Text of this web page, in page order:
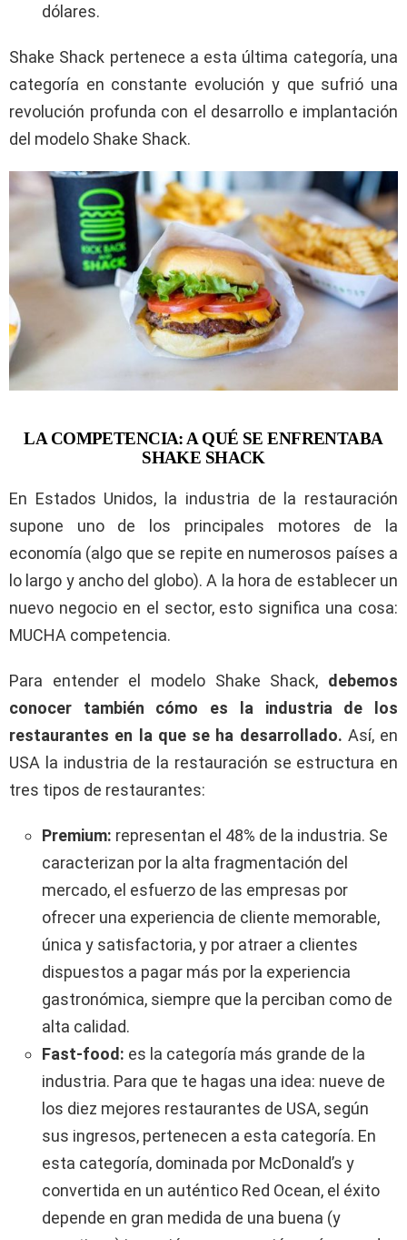
dólares.
Shake Shack pertenece a esta última categoría, una
categoría en constante evolución y que sufrió una
revolución profunda con el desarrollo e implantación
del modelo Shake Shack.
LA COMPETENCIA: A QUÉ SE ENFRENTABA
SHAKE SHACK
En Estados Unidos, la industria de la restauración
supone uno de los principales motores de la
economía (algo que se repite en numerosos países a
lo largo y ancho del globo). A la hora de establecer un
nuevo negocio en el sector, esto significa una cosa:
MUCHA competencia.
Para entender el modelo Shake Shack, debemos
conocer también cómo es la industria de los
restaurantes en la que se ha desarrollado. Así, en
USA la industria de la restauración se estructura en
tres tipos de restaurantes:
Premium: representan el 48% de la industria. Se
caracterizan por la alta fragmentación del
mercado, el esfuerzo de las empresas por
ofrecer una experiencia de cliente memorable,
única y satisfactoria, y por atraer a clientes
dispuestos a pagar más por la experiencia
gastronómica, siempre que la perciban como de
alta calidad.
Fast-food: es la categoría más grande de la
industria. Para que te hagas una idea: nueve de
los diez mejores restaurantes de USA, según
sus ingresos, pertenecen a esta categoría. En
esta categoría, dominada por McDonald’s y
convertida en un auténtico Red Ocean, el éxito
depende en gran medida de una buena (y